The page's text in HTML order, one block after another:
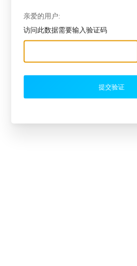
亲爱的用户:
访问此数据需要输入验证码